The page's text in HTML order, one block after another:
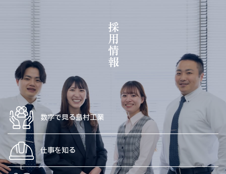
採用情報
数字で見る島村工業
仕事を知る